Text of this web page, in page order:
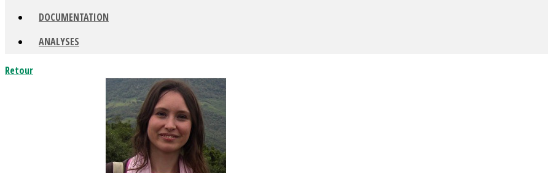
DOCUMENTATION
ANALYSES
Retour